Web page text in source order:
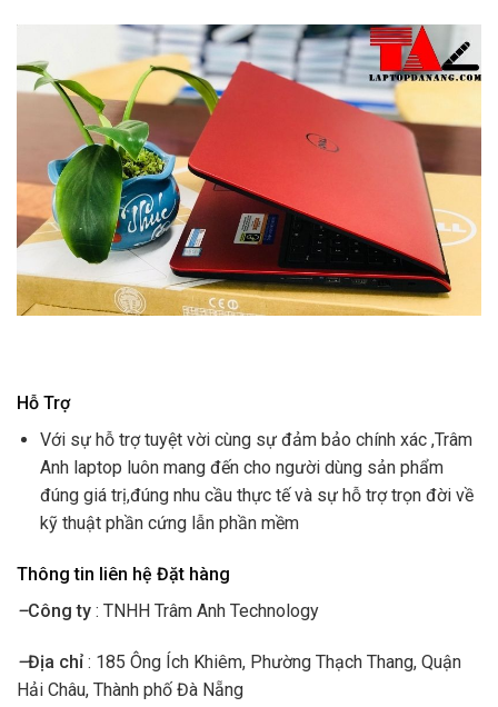
Hỗ Trợ
Với sự hỗ trợ tuyệt vời cùng sự đảm bảo chính xác ,Trâm
Anh laptop luôn mang đến cho người dùng sản phẩm
đúng giá trị,đúng nhu cầu thực tế và sự hỗ trợ trọn đời về
kỹ thuật phần cứng lẫn phần mềm
Thông tin liên hệ Đặt hàng
–Công ty : TNHH Trâm Anh Technology
–Địa chỉ : 185 Ông Ích Khiêm, Phường Thạch Thang, Quận
Hải Châu, Thành phố Đà Nẵng